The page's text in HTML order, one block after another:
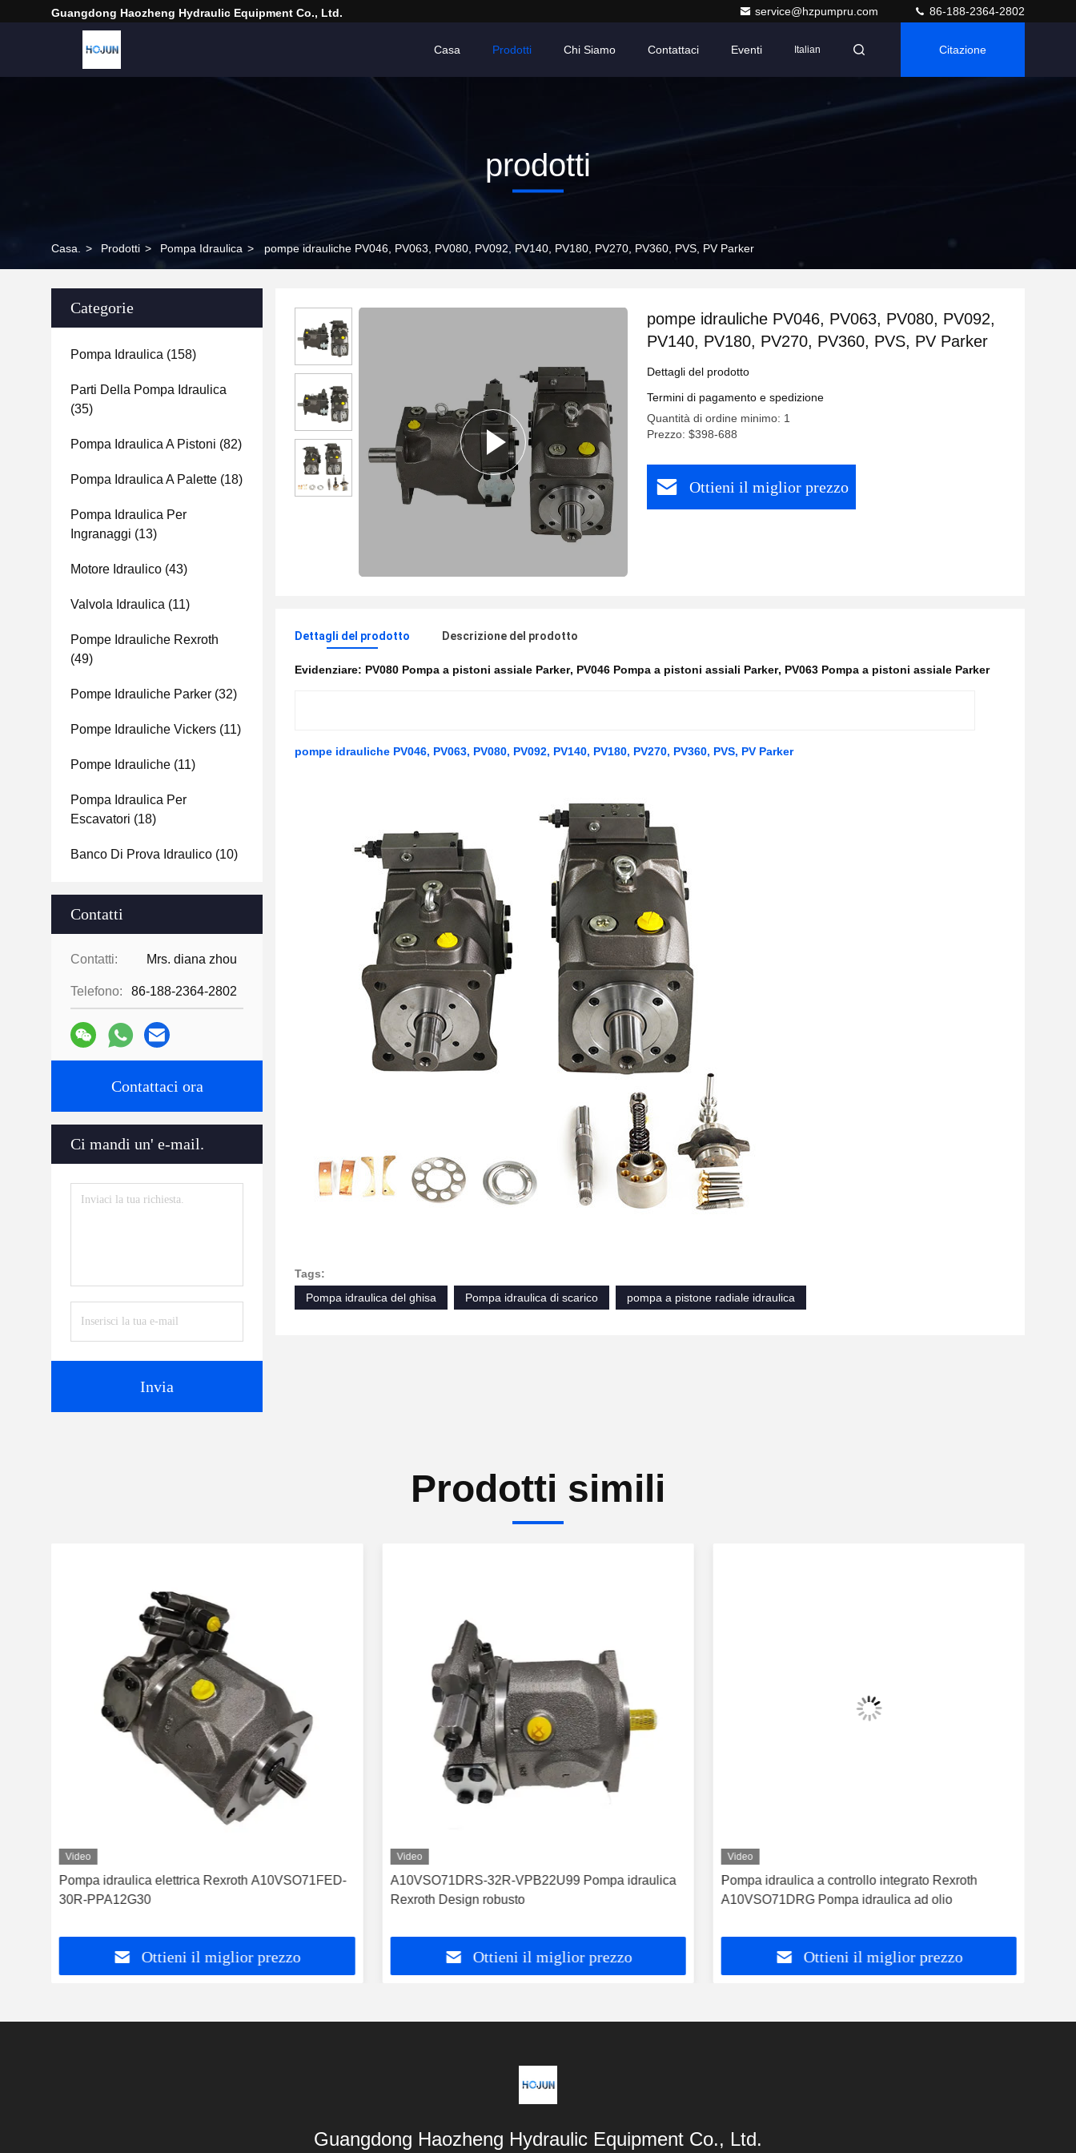
Guangdong Haozheng Hydraulic Equipment Co., Ltd. service@hzpumpru.com 86-188-2364-2802
Casa Prodotti Chi Siamo Contattaci Eventi Italian Citazione
prodotti
Casa. > Prodotti > Pompa Idraulica > pompe idrauliche PV046, PV063, PV080, PV092, PV140, PV180, PV270, PV360, PVS, PV Parker
Categorie
Pompa Idraulica (158)
Parti Della Pompa Idraulica
(35)
Pompa Idraulica A Pistoni (82)
Pompa Idraulica A Palette (18)
Pompa Idraulica Per
Ingranaggi (13)
Motore Idraulico (43)
Valvola Idraulica (11)
Pompe Idrauliche Rexroth
(49)
Pompe Idrauliche Parker (32)
Pompe Idrauliche Vickers (11)
Pompe Idrauliche (11)
Pompa Idraulica Per
Escavatori (18)
Banco Di Prova Idraulico (10)
Contatti
Contatti: Mrs. diana zhou
Telefono: 86-188-2364-2802
Contattaci ora
Ci mandi un' e-mail.
Invia
pompe idrauliche PV046, PV063, PV080, PV092,
PV140, PV180, PV270, PV360, PVS, PV Parker
Dettagli del prodotto
Termini di pagamento e spedizione
Quantità di ordine minimo: 1
Prezzo: $398-688
Ottieni il miglior prezzo
Dettagli del prodotto Descrizione del prodotto
Evidenziare: PV080 Pompa a pistoni assiale Parker, PV046 Pompa a pistoni assiali Parker, PV063 Pompa a pistoni assiale Parker
pompe idrauliche PV046, PV063, PV080, PV092, PV140, PV180, PV270, PV360, PVS, PV Parker
Tags:
Pompa idraulica del ghisa
Pompa idraulica di scarico pompa a pistone radiale idraulica
Prodotti simili
Video
Pompa idraulica elettrica Rexroth A10VSO71FED-
30R-PPA12G30
Ottieni il miglior prezzo
Video
A10VSO71DRS-32R-VPB22U99 Pompa idraulica
Rexroth Design robusto
Ottieni il miglior prezzo
Video
Pompa idraulica a controllo integrato Rexroth
A10VSO71DRG Pompa idraulica ad olio
Ottieni il miglior prezzo
Guangdong Haozheng Hydraulic Equipment Co., Ltd.